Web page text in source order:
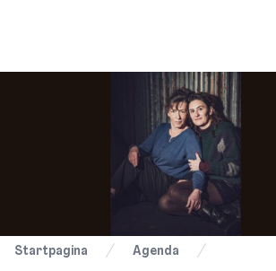
Startpagina Agenda